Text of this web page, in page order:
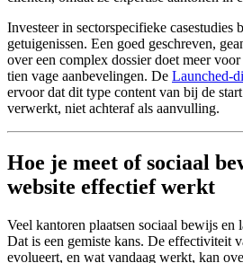
Investeer in sectorspecifieke casestudies
getuigenissen. Een goed geschreven,
over een complex dossier doet meer
tien vage aanbevelingen. De Launched-
ervoor dat dit type content van bij de
verwerkt, niet achteraf als aanvulling.
Hoe je meet of sociaal
website effectief werkt
Veel kantoren plaatsen sociaal bewijs en
Dat is een gemiste kans. De effectiviteit
evolueert, en wat vandaag werkt, kan